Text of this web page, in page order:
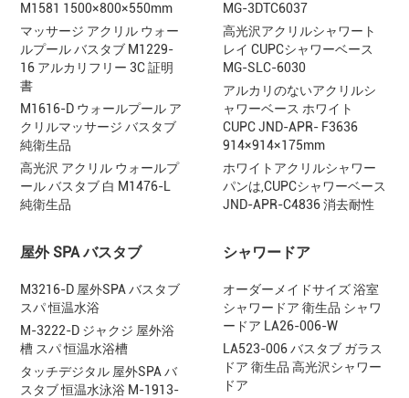
M1581 1500×800×550mm
マッサージ アクリル ウォー
ルプール バスタブ M1229-
16 アルカリフリー 3C 証明
書
M1616-D ウォールプール ア
クリルマッサージ バスタブ
純衛生品
高光沢 アクリル ウォールプ
ール バスタブ 白 M1476-L
純衛生品
MG-3DTC6037
高光沢アクリルシャワート
レイ CUPCシャワーベース
MG-SLC-6030
アルカリのないアクリルシ
ャワーベース ホワイト
CUPC JND-APR- F3636
914×914×175mm
ホワイトアクリルシャワー
パンは,CUPCシャワーベース
JND-APR-C4836 消去耐性
屋外 SPA バスタブ
M3216-D 屋外SPA バスタブ
スパ 恒温水浴
M-3222-D ジャクジ 屋外浴
槽 スパ 恒温水浴槽
タッチデジタル 屋外SPA バ
スタブ 恒温水泳浴 M-1913-
シャワードア
オーダーメイドサイズ 浴室
シャワードア 衛生品 シャワ
ードア LA26-006-W
LA523-006 バスタブ ガラス
ドア 衛生品 高光沢シャワー
ドア